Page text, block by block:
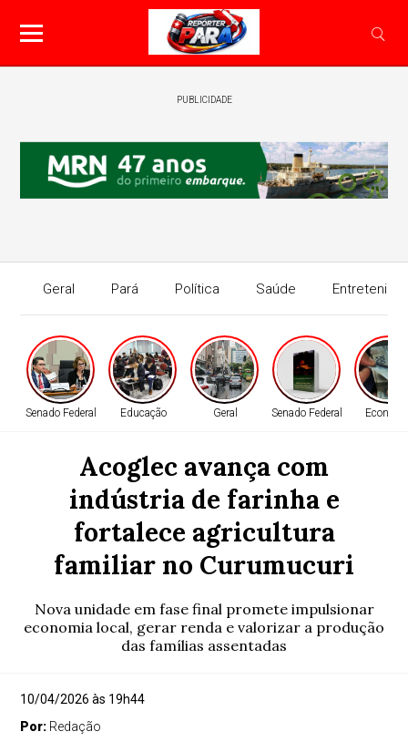
PUBLICIDADE
Geral Pará Política Saúde
Senado Federal Educação Geral Senado Federal
Acoglec avança com
indústria de farinha e
fortalece agricultura
familiar no Curumucuri
Nova unidade em fase final promete impulsionar
economia local, gerar renda e valorizar a produção
das famílias assentadas
10/04/2026 às 19h44
Por: Redação